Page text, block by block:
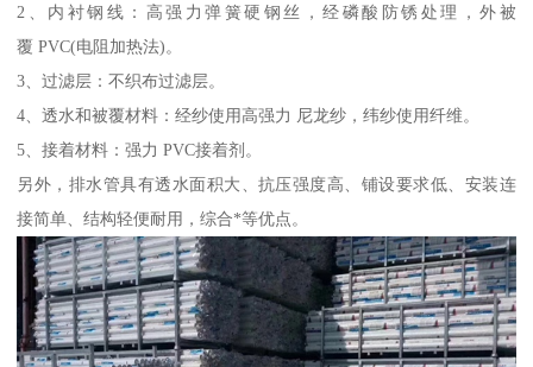
2、内衬钢线：高强力弹簧硬钢丝，经磷酸防锈处理，外被
覆 PVC(电阻加热法)。
3、过滤层：不织布过滤层。
4、透水和被覆材料：经纱使用高强力 尼龙纱，纬纱使用纤维。
5、接着材料：强力 PVC接着剂。
另外，排水管具有透水面积大、抗压强度高、铺设要求低、安装连
接简单、结构轻便耐用，综合*等优点。